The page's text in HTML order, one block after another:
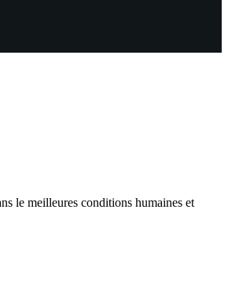
le meilleures conditions humaines et